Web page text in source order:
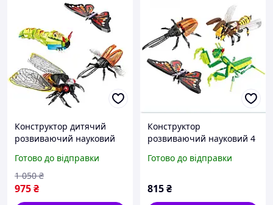
Конструктор дитячий
розвиваючий науковий
"КОМАХИ" , 705 деталей,
для дітей
Готово до відправки
975₴
1 050 ₴
Конструктор
розвиваючий науковий 4
деталі
Готово до відправки
815₴